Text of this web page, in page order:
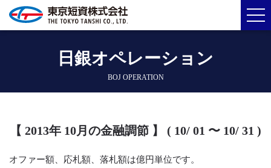
日銀オペレーション
BOJ OPERATION
【 2013年 10月の金融調節 】 ( 10/ 01 〜 10/ 31 )
オファー額、応札額、落札額は億円単位です。